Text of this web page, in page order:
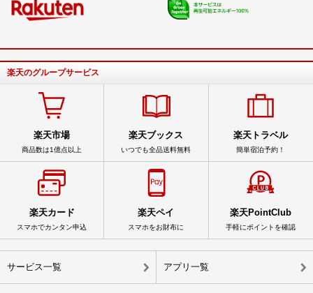
楽天のグループサービス
楽天市場
商品数は1億点以上
楽天ブックス
いつでも全品送料無料
楽天トラベル
簡単宿泊予約！
楽天カード
スマホでカンタン申込
楽天ペイ
スマホをお財布に
楽天PointClub
手軽にポイントを確認
サービス一覧 アプリ一覧